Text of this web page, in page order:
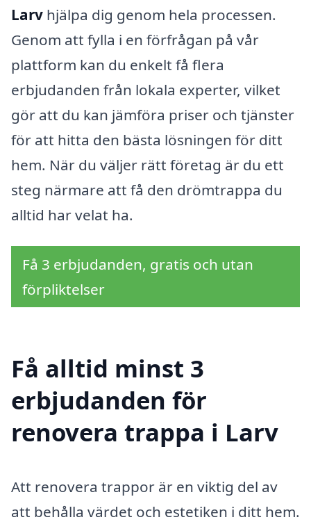
Larv hjälpa dig genom hela processen.
Genom att fylla i en förfrågan på vår
plattform kan du enkelt få flera
erbjudanden från lokala experter, vilket
gör att du kan jämföra priser och tjänster
för att hitta den bästa lösningen för ditt
hem. När du väljer rätt företag är du ett
steg närmare att få den drömtrappa du
alltid har velat ha.
Få 3 erbjudanden, gratis och utan
förpliktelser
Få alltid minst 3
erbjudanden för
renovera trappa i Larv
Att renovera trappor är en viktig del av
att behålla värdet och estetiken i ditt hem.